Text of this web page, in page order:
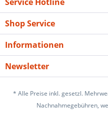
Shop Service
Informationen
Newsletter
* Alle Preise inkl. gesetzl.
Nachnahmegebühren,